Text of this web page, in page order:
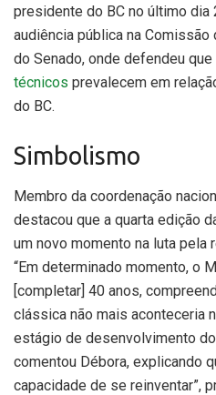
presidente do BC no último dia
audiência pública na
do Senado, onde defendeu que
técnicos prevalecem em
do BC.
Simbolismo
Membro da coordenação
destacou que a quarta edição
um novo momento na luta pela
“Em determinado momento, o
[completar] 40 anos,
clássica não mais aconteceria
estágio de desenvolvimento do
comentou Débora, explicando
capacidade de se reinventar”,